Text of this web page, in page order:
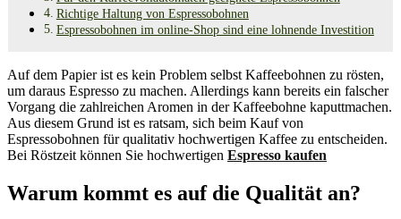
Richtige Haltung von Espressobohnen
Espressobohnen im online-Shop sind eine lohnende Investition
Auf dem Papier ist es kein Problem selbst Kaffeebohnen zu rösten,
um daraus Espresso zu machen. Allerdings kann bereits ein falscher
Vorgang die zahlreichen Aromen in der Kaffeebohne kaputtmachen.
Aus diesem Grund ist es ratsam, sich beim Kauf von
Espressobohnen für qualitativ hochwertigen Kaffee zu entscheiden.
Bei Röstzeit können Sie hochwertigen Espresso kaufen
Warum kommt es auf die Qualität an?